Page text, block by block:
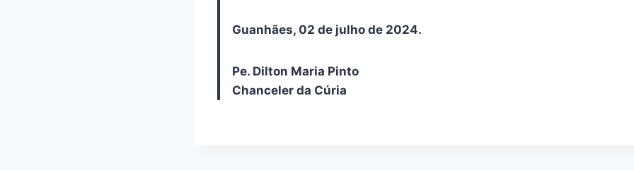
Guanhães, 02 de julho de 2024.
Pe. Dilton Maria Pinto
Chanceler da Cúria